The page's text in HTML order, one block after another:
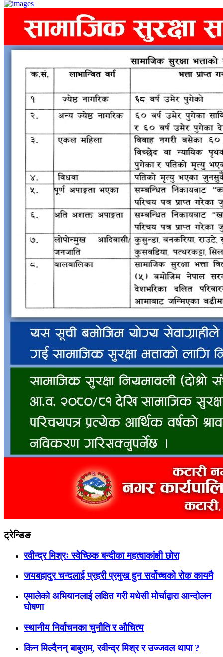
ट्रेन्डिङ
रवीन्द्र मिश्रः स्वेच्छिक बन्दीका महत्वाकांक्षी छोरा
जयबहादुर चन्दलाई प्रहरी प्रमुख हुन सर्वोच्चको रोक कायमै
एमालेको अभियानलाई लक्षित गरी मधेसी मोर्चाद्वारा आन्दोलन
घोषणा
स्थानीय निर्वाचनका चुनौति र औचित्य
किन मिल्दैनन् बाबुराम, रवीन्द्र मिश्र र उज्जवल थापा ?